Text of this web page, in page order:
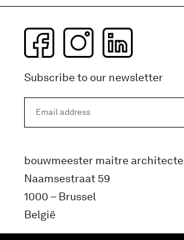
Subscribe to our newsletter
bouwmeester maitre architecte
Naamsestraat 59
1000 – Brussel
België